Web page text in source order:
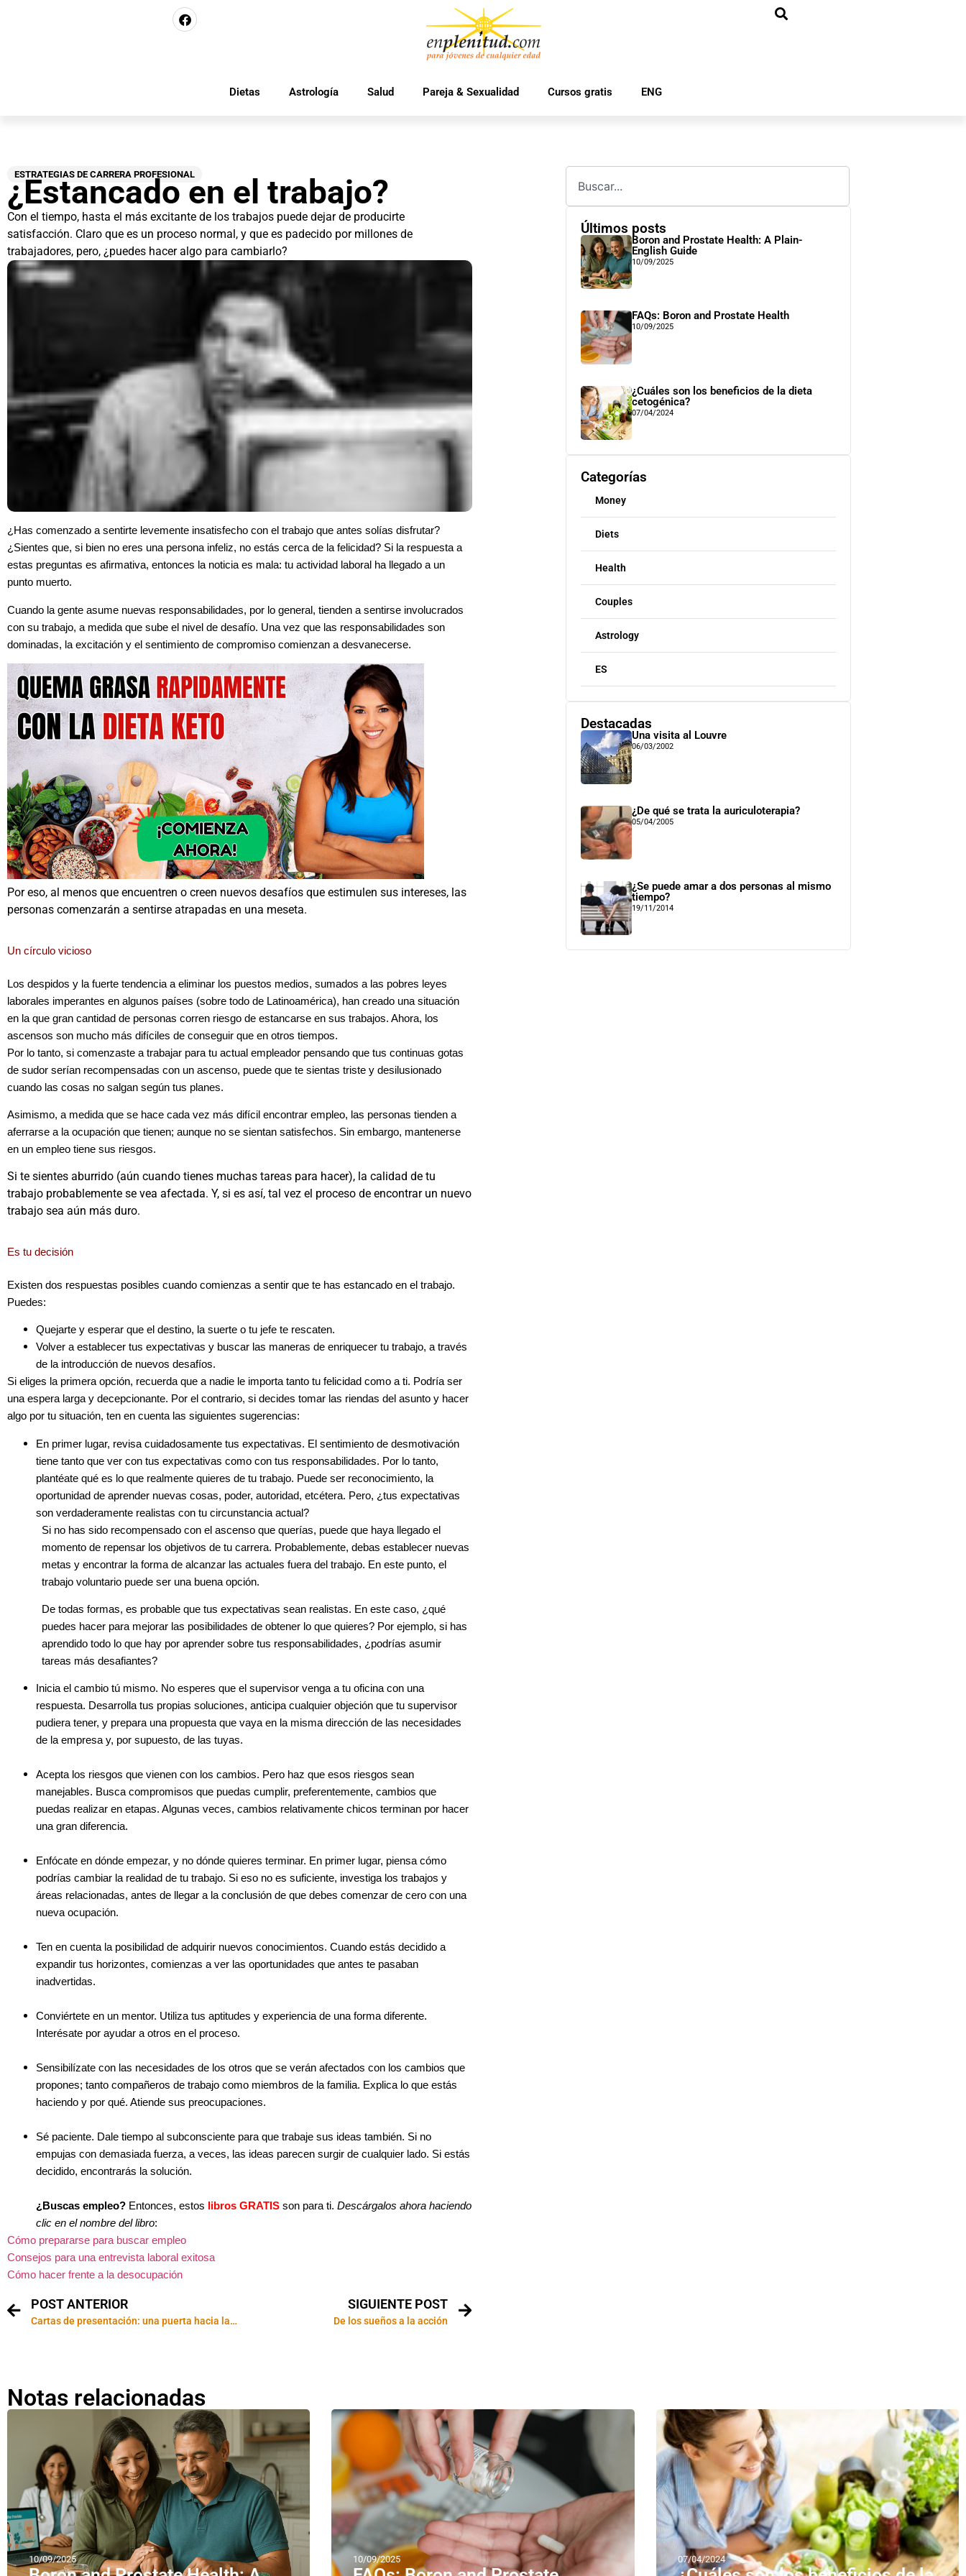
Dietas Astrología Salud Pareja & Sexualidad Cursos gratis ENG
ESTRATEGIAS DE CARRERA PROFESIONAL
¿Estancado en el trabajo?
Con el tiempo, hasta el más excitante de los trabajos puede dejar de producirte
satisfacción. Claro que es un proceso normal, y que es padecido por millones de
trabajadores, pero, ¿puedes hacer algo para cambiarlo?
¿Has comenzado a sentirte levemente insatisfecho con el trabajo que antes solías disfrutar?
¿Sientes que, si bien no eres una persona infeliz, no estás cerca de la felicidad? Si la respuesta a
estas preguntas es afirmativa, entonces la noticia es mala: tu actividad laboral ha llegado a un
punto muerto.
Cuando la gente asume nuevas responsabilidades, por lo general, tienden a sentirse involucrados
con su trabajo, a medida que sube el nivel de desafío. Una vez que las responsabilidades son
dominadas, la excitación y el sentimiento de compromiso comienzan a desvanecerse.
Por eso, al menos que encuentren o creen nuevos desafíos que estimulen sus intereses, las
personas comenzarán a sentirse atrapadas en una meseta.
Un círculo vicioso
Los despidos y la fuerte tendencia a eliminar los puestos medios, sumados a las pobres leyes
laborales imperantes en algunos países (sobre todo de Latinoamérica), han creado una situación
en la que gran cantidad de personas corren riesgo de estancarse en sus trabajos. Ahora, los
ascensos son mucho más difíciles de conseguir que en otros tiempos.
Por lo tanto, si comenzaste a trabajar para tu actual empleador pensando que tus continuas gotas
de sudor serían recompensadas con un ascenso, puede que te sientas triste y desilusionado
cuando las cosas no salgan según tus planes.
Asimismo, a medida que se hace cada vez más difícil encontrar empleo, las personas tienden a
aferrarse a la ocupación que tienen; aunque no se sientan satisfechos. Sin embargo, mantenerse
en un empleo tiene sus riesgos.
Si te sientes aburrido (aún cuando tienes muchas tareas para hacer), la calidad de tu
trabajo probablemente se vea afectada. Y, si es así, tal vez el proceso de encontrar un nuevo
trabajo sea aún más duro.
Es tu decisión
Existen dos respuestas posibles cuando comienzas a sentir que te has estancado en el trabajo.
Puedes:
Quejarte y esperar que el destino, la suerte o tu jefe te rescaten.
Volver a establecer tus expectativas y buscar las maneras de enriquecer tu trabajo, a través
de la introducción de nuevos desafíos.
Si eliges la primera opción, recuerda que a nadie le importa tanto tu felicidad como a ti. Podría ser
una espera larga y decepcionante. Por el contrario, si decides tomar las riendas del asunto y hacer
algo por tu situación, ten en cuenta las siguientes sugerencias:
En primer lugar, revisa cuidadosamente tus expectativas. El sentimiento de desmotivación
tiene tanto que ver con tus expectativas como con tus responsabilidades. Por lo tanto,
plantéate qué es lo que realmente quieres de tu trabajo. Puede ser reconocimiento, la
oportunidad de aprender nuevas cosas, poder, autoridad, etcétera. Pero, ¿tus expectativas
son verdaderamente realistas con tu circunstancia actual?
Si no has sido recompensado con el ascenso que querías, puede que haya llegado el
momento de repensar los objetivos de tu carrera. Probablemente, debas establecer nuevas
metas y encontrar la forma de alcanzar las actuales fuera del trabajo. En este punto, el
trabajo voluntario puede ser una buena opción.
De todas formas, es probable que tus expectativas sean realistas. En este caso, ¿qué
puedes hacer para mejorar las posibilidades de obtener lo que quieres? Por ejemplo, si has
aprendido todo lo que hay por aprender sobre tus responsabilidades, ¿podrías asumir
tareas más desafiantes?
Inicia el cambio tú mismo. No esperes que el supervisor venga a tu oficina con una
respuesta. Desarrolla tus propias soluciones, anticipa cualquier objeción que tu supervisor
pudiera tener, y prepara una propuesta que vaya en la misma dirección de las necesidades
de la empresa y, por supuesto, de las tuyas.
Acepta los riesgos que vienen con los cambios. Pero haz que esos riesgos sean
manejables. Busca compromisos que puedas cumplir, preferentemente, cambios que
puedas realizar en etapas. Algunas veces, cambios relativamente chicos terminan por hacer
una gran diferencia.
Enfócate en dónde empezar, y no dónde quieres terminar. En primer lugar, piensa cómo
podrías cambiar la realidad de tu trabajo. Si eso no es suficiente, investiga los trabajos y
áreas relacionadas, antes de llegar a la conclusión de que debes comenzar de cero con una
nueva ocupación.
Ten en cuenta la posibilidad de adquirir nuevos conocimientos. Cuando estás decidido a
expandir tus horizontes, comienzas a ver las oportunidades que antes te pasaban
inadvertidas.
Conviértete en un mentor. Utiliza tus aptitudes y experiencia de una forma diferente.
Interésate por ayudar a otros en el proceso.
Sensibilízate con las necesidades de los otros que se verán afectados con los cambios que
propones; tanto compañeros de trabajo como miembros de la familia. Explica lo que estás
haciendo y por qué. Atiende sus preocupaciones.
Sé paciente. Dale tiempo al subconsciente para que trabaje sus ideas también. Si no
empujas con demasiada fuerza, a veces, las ideas parecen surgir de cualquier lado. Si estás
decidido, encontrarás la solución.
¿Buscas empleo? Entonces, estos libros GRATIS son para ti. Descárgalos ahora haciendo
clic en el nombre del libro:
Cómo prepararse para buscar empleo
Consejos para una entrevista laboral exitosa
Cómo hacer frente a la desocupación
POST ANTERIOR
Cartas de presentación: una puerta hacia las entrevistas laborales
SIGUIENTE POST
De los sueños a la acción
Últimos posts
Boron and Prostate Health: A Plain-
English Guide
10/09/2025
FAQs: Boron and Prostate Health
10/09/2025
¿Cuáles son los beneficios de la dieta
cetogénica?
07/04/2024
Categorías
Money
Diets
Health
Couples
Astrology
ES
Destacadas
Una visita al Louvre
06/03/2002
¿De qué se trata la auriculoterapia?
05/04/2005
¿Se puede amar a dos personas al mismo
tiempo?
19/11/2014
Notas relacionadas
10/09/2025 10/09/2025 07/04/2024